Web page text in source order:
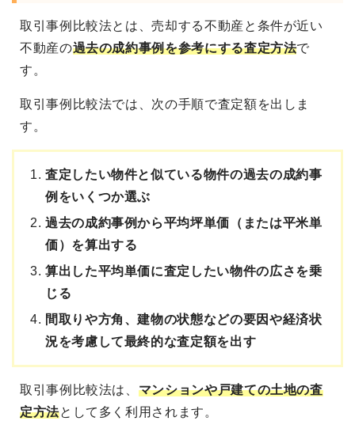
取引事例比較法とは、売却する不動産と条件が近い
不動産の過去の成約事例を参考にする査定方法で
す。
取引事例比較法では、次の手順で査定額を出しま
す。
査定したい物件と似ている物件の過去の成約事
例をいくつか選ぶ
過去の成約事例から平均坪単価（または平米単
価）を算出する
算出した平均単価に査定したい物件の広さを乗
じる
間取りや方角、建物の状態などの要因や経済状
況を考慮して最終的な査定額を出す
取引事例比較法は、 マンションや戸建ての土地の査
定方法として多く利用されます。